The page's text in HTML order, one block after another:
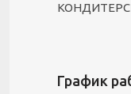
График